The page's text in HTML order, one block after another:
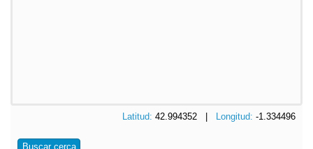
Latitud: 42.994352 | Longitud: -1.334496
Buscar cerca